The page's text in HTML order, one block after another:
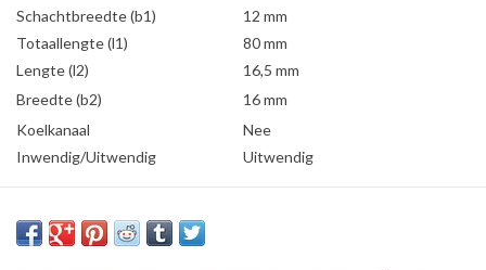
Schachtbreedte (b1)
12 mm
Totaallengte (l1)
80 mm
Lengte (l2)
16,5 mm
Breedte (b2)
16 mm
Koelkanaal
Nee
Inwendig/Uitwendig
Uitwendig